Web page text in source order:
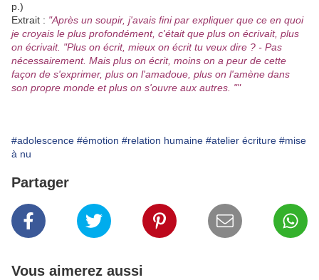
p.)
Extrait : "Après un soupir, j'avais fini par expliquer que ce en quoi
je croyais le plus profondément, c'était que plus on écrivait, plus
on écrivait. "Plus on écrit, mieux on écrit tu veux dire ? - Pas
nécessairement. Mais plus on écrit, moins on a peur de cette
façon de s'exprimer, plus on l'amadoue, plus on l'amène dans
son propre monde et plus on s'ouvre aux autres. ""
#adolescence #émotion #relation humaine #atelier écriture #mise
à nu
Partager
Vous aimerez aussi